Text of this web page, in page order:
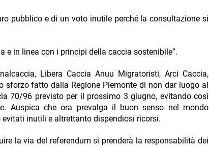
pubblico e di un voto inutile perché la consultazione si
e in linea con i principi della caccia sostenibile”.
Libera Caccia Anuu Migratoristi, Arci Caccia,
sforzo fatto dalla Regione Piemonte di non dar luogo al
70/96 previsto per il prossimo 3 giugno, evitando così
Auspica che ora prevalga il buon senso nel mondo
inutili e altrettanto dispendiosi ricorsi.
la via del referendum si prenderà la responsabilità dei